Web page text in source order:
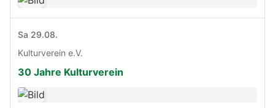
Sa 29.08.
Kulturverein e.V.
30 Jahre Kulturverein